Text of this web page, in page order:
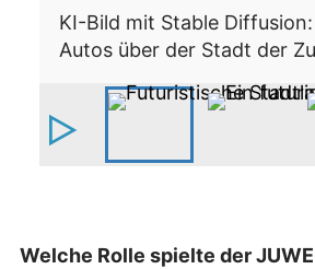
KI-Bild mit Stable
Autos über der Stadt der
Welche Rolle spielte der